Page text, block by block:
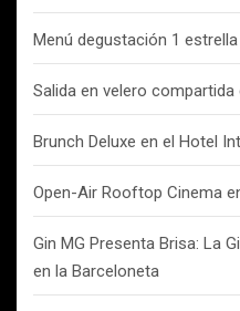
Menú degustación 1 estrella
Salida en velero
Brunch Deluxe en el Hotel
Open-Air Rooftop Cinema
Gin MG Presenta Brisa: La
en la Barceloneta